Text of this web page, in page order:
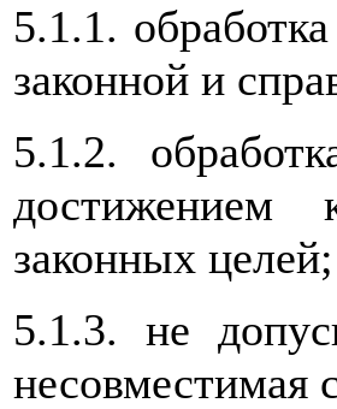
5.1.1.
законной и
5.1.2.
достижением
законных целей;
5.1.3. не
несовместимая